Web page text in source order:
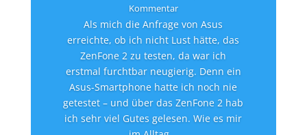
Kommentar
Als mich die Anfrage von Asus
erreichte, ob ich nicht Lust hätte, das
ZenFone 2 zu testen, da war ich
erstmal furchtbar neugierig. Denn ein
Asus-Smartphone hatte ich noch nie
getestet – und über das ZenFone 2 hab
ich sehr viel Gutes gelesen. Wie es mir